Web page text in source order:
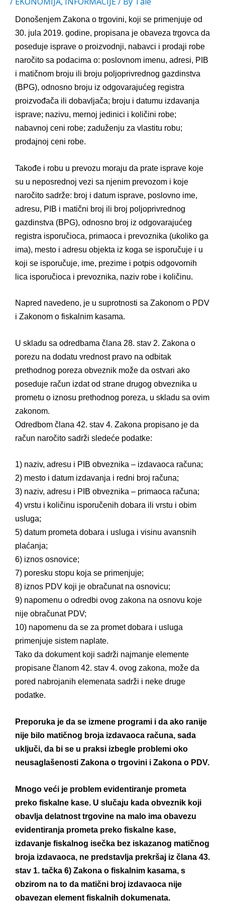
Donošenjem Zakona o trgovini, koji se primenjuje od
30. jula 2019. godine, propisana je obaveza trgovca da
poseduje isprave o proizvodnji, nabavci i prodaji robe
naročito sa podacima o: poslovnom imenu, adresi, PIB
i matičnom broju ili broju poljoprivrednog gazdinstva
(BPG), odnosno broju iz odgovarajućeg registra
proizvođača ili dobavljača; broju i datumu izdavanja
isprave; nazivu, mernoj jedinici i količini robe;
nabavnoj ceni robe; zaduženju za vlastitu robu;
prodajnoj ceni robe.
Takođe i robu u prevozu moraju da prate isprave koje
su u neposrednoj vezi sa njenim prevozom i koje
naročito sadrže: broj i datum isprave, poslovno ime,
adresu, PIB i matični broj ili broj poljoprivrednog
gazdinstva (BPG), odnosno broj iz odgovarajućeg
registra isporučioca, primaoca i prevoznika (ukoliko ga
ima), mesto i adresu objekta iz koga se isporučuje i u
koji se isporučuje, ime, prezime i potpis odgovornih
lica isporučioca i prevoznika, naziv robe i količinu.
Napred navedeno, je u suprotnosti sa Zakonom o PDV
i Zakonom o fiskalnim kasama.
U skladu sa odredbama člana 28. stav 2. Zakona o
porezu na dodatu vrednost pravo na odbitak
prethodnog poreza obveznik može da ostvari ako
poseduje račun izdat od strane drugog obveznika u
prometu o iznosu prethodnog poreza, u skladu sa ovim
zakonom.
Odredbom člana 42. stav 4. Zakona propisano je da
račun naročito sadrži sledeće podatke:
1) naziv, adresu i PIB obveznika – izdavaoca računa;
2) mesto i datum izdavanja i redni broj računa;
3) naziv, adresu i PIB obveznika – primaoca računa;
4) vrstu i količinu isporučenih dobara ili vrstu i obim
usluga;
5) datum prometa dobara i usluga i visinu avansnih
plaćanja;
6) iznos osnovice;
7) poresku stopu koja se primenjuje;
8) iznos PDV koji je obračunat na osnovicu;
9) napomenu o odredbi ovog zakona na osnovu koje
nije obračunat PDV;
10) napomenu da se za promet dobara i usluga
primenjuje sistem naplate.
Tako da dokument koji sadrži najmanje elemente
propisane članom 42. stav 4. ovog zakona, može da
pored nabrojanih elemenata sadrži i neke druge
podatke.
Preporuka je da se izmene programi i da ako ranije
nije bilo matičnog broja izdavaoca računa, sada
uključi, da bi se u praksi izbegle problemi oko
neusaglašenosti Zakona o trgovini i Zakona o PDV.
Mnogo veći je problem evidentiranje prometa
preko fiskalne kase. U slučaju kada obveznik koji
obavlja delatnost trgovine na malo ima obavezu
evidentiranja prometa preko fiskalne kase,
izdavanje fiskalnog isečka bez iskazanog matičnog
broja izdavaoca, ne predstavlja prekršaj iz člana 43.
stav 1. tačka 6) Zakona o fiskalnim kasama, s
obzirom na to da matični broj izdavaoca nije
obavezan element fiskalnih dokumenata.